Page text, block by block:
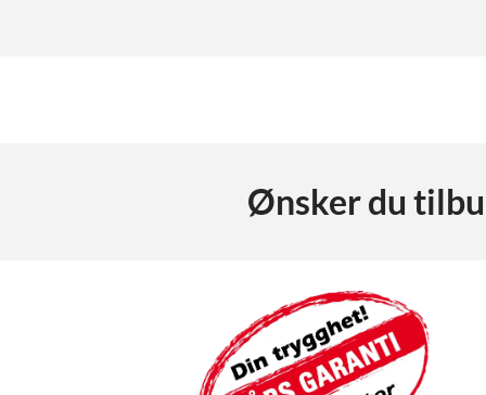
Ønsker du